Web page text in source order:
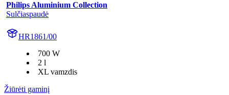
Philips Aluminium Collection
Sulčiaspaudė
HR1861/00
700 W
2 l
XL vamzdis
Žiūrėti gaminį